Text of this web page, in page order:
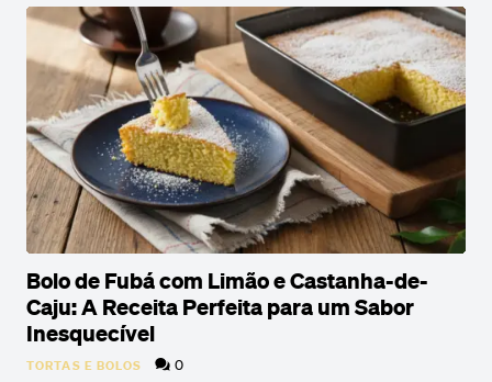
Bolo de Fubá com Limão e Castanha-de-
Caju: A Receita Perfeita para um Sabor
Inesquecível
TORTAS E BOLOS 0